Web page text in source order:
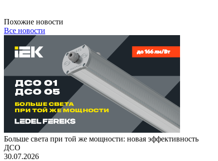
Похожие новости
Все новости
Больше света при той же мощности: новая эффективность
ДСО
30.07.2026